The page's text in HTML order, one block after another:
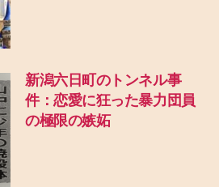
新潟六日町のトンネル事
件：恋愛に狂った暴力団員
の極限の嫉妬